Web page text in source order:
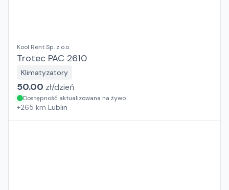
Kool Rent Sp. z o.o.
Trotec PAC 2610
Klimatyzatory
50.00 zł/dzień
Dostępność aktualizowana na żywo
+265 km Lublin